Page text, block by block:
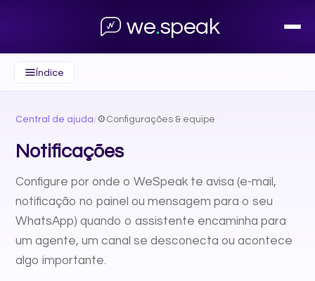
we.speak
Índice
Central de ajuda/⚙️ Configurações & equipe
Notificações
Configure por onde o WeSpeak te avisa (e-mail,
notificação no painel ou mensagem para o seu
WhatsApp) quando o assistente encaminha para
um agente, um canal se desconecta ou acontece
algo importante.